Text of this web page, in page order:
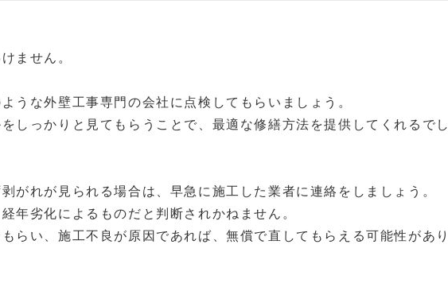
ません。
うな外壁工事専門の会社に点検してもらいましょう。
しっかりと見てもらうことで、最適な修繕方法を提供してくれるでし
がれが見られる場合は、早急に施工した業者に連絡をしましょう。
年劣化によるものだと判断されかねません。
らい、施工不良が原因であれば、無償で直してもらえる可能性があり